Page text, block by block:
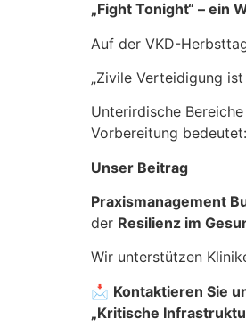
„Fight Tonight“ – ein
Auf der VKD-
„Zivile Verteidigung
Unterirdische
Vorbereitung bedeutet:
Unser Beitrag
Praxismanagement
der Resilienz im
Wir unterstützen
📩 Kontaktieren Sie
„Kritische